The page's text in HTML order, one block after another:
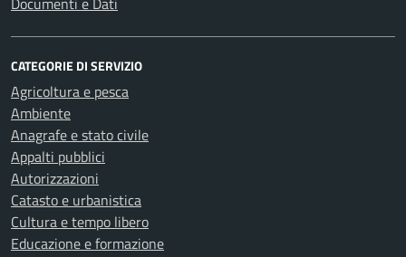
CATEGORIE DI SERVIZIO
Agricoltura e pesca
Ambiente
Anagrafe e stato civile
Appalti pubblici
Autorizzazioni
Catasto e urbanistica
Cultura e tempo libero
Educazione e formazione